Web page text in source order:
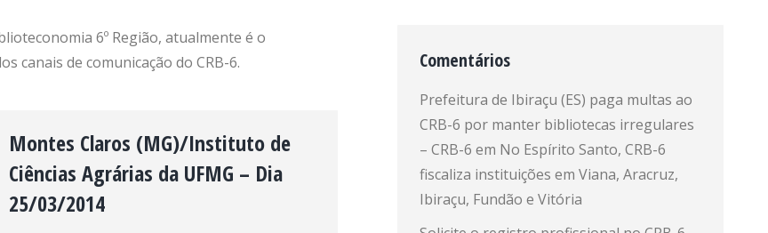
6º Região, atualmente é o
canais de comunicação do CRB-6.
Montes Claros (MG)/Instituto de
Ciências Agrárias da UFMG – Dia
25/03/2014
Comentários
Prefeitura de Ibiraçu (ES) paga multas ao
CRB-6 por manter bibliotecas irregulares
– CRB-6 em No Espírito Santo, CRB-6
fiscaliza instituições em Viana, Aracruz,
Ibiraçu, Fundão e Vitória